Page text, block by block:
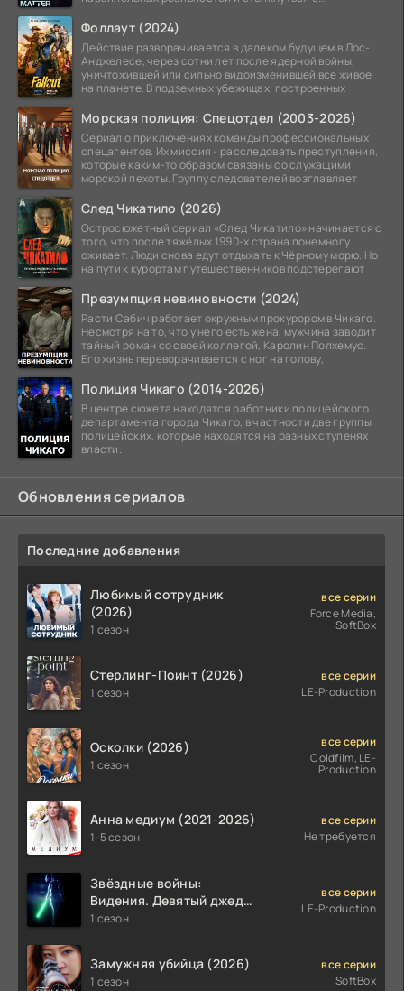
Фоллаут (2024)
Действие разворачивается в далеком будущем в Лос-
Анджелесе, через сотни лет после ядерной войны,
уничтожившей или сильно видоизменившей все живое
на планете. В подземных убежищах, построенных
Морская полиция: Спецотдел (2003-2026)
Сериал о приключениях команды профессиональных
спецагентов. Их миссия - расследовать преступления,
которые каким-то образом связаны со служащими
морской пехоты. Группу следователей возглавляет
След Чикатило (2026)
Остросюжетный сериал «След Чикатило» начинается с
того, что после тяжёлых 1990-х страна понемногу
оживает. Люди снова едут отдыхать к Чёрному морю. Но
на пути к курортам путешественников подстерегают
Презумпция невиновности (2024)
Расти Сабич работает окружным прокурором в Чикаго.
Несмотря на то, что у него есть жена, мужчина заводит
тайный роман со своей коллегой, Каролин Полхемус.
Его жизнь переворачивается с ног на голову,
Полиция Чикаго (2014-2026)
В центре сюжета находятся работники полицейского
департамента города Чикаго, в частности две группы
полицейских, которые находятся на разных ступенях
власти.
Обновления сериалов
Последние добавления
Любимый сотрудник
(2026)
1 сезон
все серии
Force Media,
SoftBox
Стерлинг-Поинт (2026)
1 сезон
все серии
LE-Production
Осколки (2026)
1 сезон
все серии
Coldfilm, LE-
Production
Анна медиум (2021-2026)
1-5 сезон
все серии
Не требуется
Звёздные войны:
Видения. Девятый джедай
(2026)
1 сезон
все серии
LE-Production
Замужняя убийца (2026)
1 сезон
все серии
SoftBox